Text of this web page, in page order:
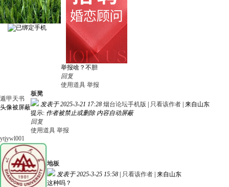
举报啥？不胆
回复
使用道具 举报
遁甲天书
头像被屏蔽
板凳
发表于 2025-3-21 17:28 烟台论坛手机版 只看该作者 来自山东
提示: 作者被禁止或删除 内容自动屏蔽
回复
使用道具 举报
ytjywl001
地板
发表于 2025-3-25 15:58
只看该作者 来自山东
这种吗？